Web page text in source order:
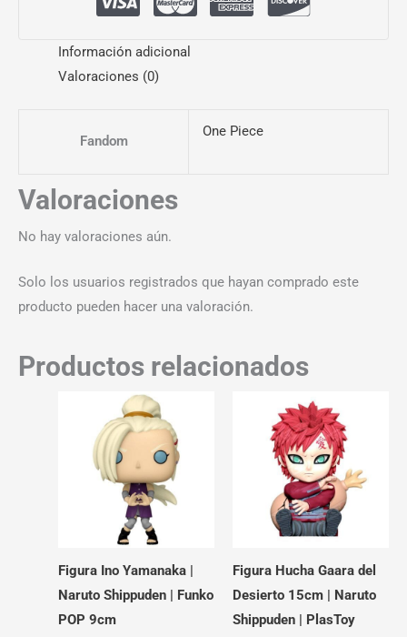
Información adicional
Valoraciones (0)
Fandom
One Piece
Valoraciones
No hay valoraciones aún.
Solo los usuarios registrados que hayan comprado este
producto pueden hacer una valoración.
Productos relacionados
Figura Ino Yamanaka |
Naruto Shippuden | Funko
POP 9cm
Figura Hucha Gaara del
Desierto 15cm | Naruto
Shippuden | PlasToy